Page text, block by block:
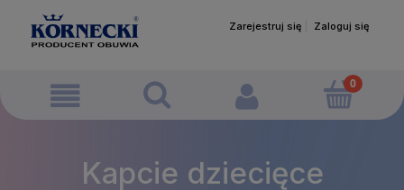
Zarejestruj się Zaloguj się
Kapcie dziecięce